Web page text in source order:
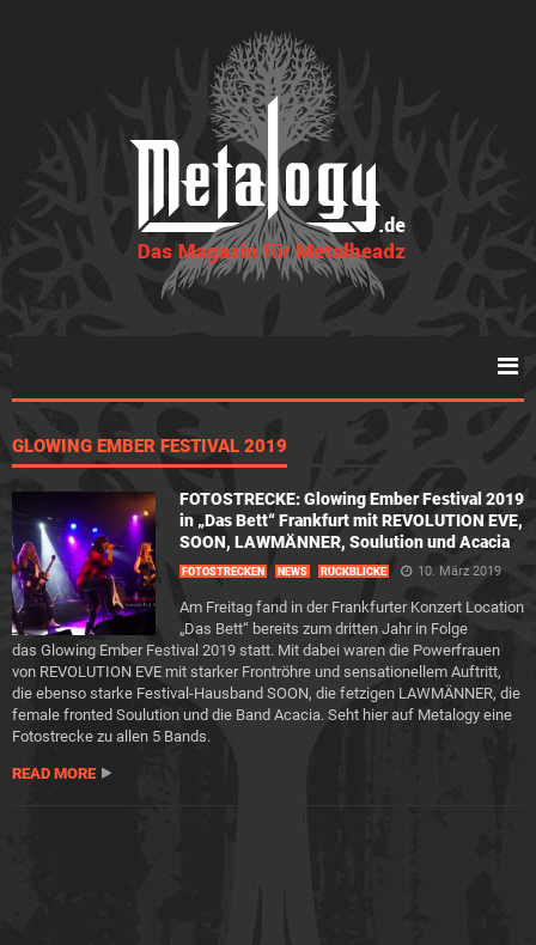
GLOWING EMBER FESTIVAL 2019
FOTOSTRECKE: Glowing Ember Festival 2019
in „Das Bett“ Frankfurt mit REVOLUTION EVE,
SOON, LAWMÄNNER, Soulution und Acacia
FOTOSTRECKEN NEWS RÜCKBLICKE 10. März 2019
Am Freitag fand in der Frankfurter Konzert Location
„Das Bett“ bereits zum dritten Jahr in Folge
das Glowing Ember Festival 2019 statt. Mit dabei waren die Powerfrauen
von REVOLUTION EVE mit starker Frontröhre und sensationellem Auftritt,
die ebenso starke Festival-Hausband SOON, die fetzigen LAWMÄNNER, die
female fronted Soulution und die Band Acacia. Seht hier auf Metalogy eine
Fotostrecke zu allen 5 Bands.
READ MORE